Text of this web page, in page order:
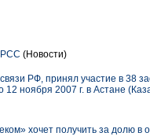
РСС (Новости)
РФ, принял участие в 38
12 ноября 2007 г. в Астане
хочет получить за долю в